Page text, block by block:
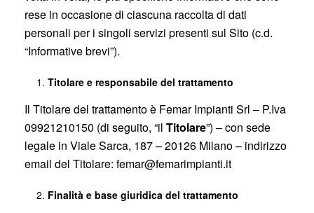
rese in occasione di ciascuna raccolta di dati
personali per i singoli servizi presenti sul Sito (c.d.
“Informative brevi”).
Titolare e responsabile del trattamento
Il Titolare del trattamento è Femar Impianti Srl – P.Iva
09921210150 (di seguito, “il Titolare”) – con sede
legale in Viale Sarca, 187 – 20126 Milano – indirizzo
email del Titolare: femar@femarimpianti.it
Finalità e base giuridica del trattamento